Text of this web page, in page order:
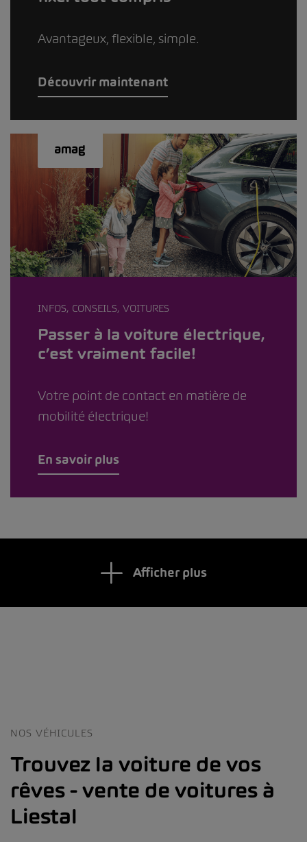
Avantageux, flexible, simple.
Découvrir maintenant
INFOS, CONSEILS, VOITURES
Passer à la voiture électrique,
c’est vraiment facile!
Votre point de contact en matière de
mobilité électrique!
En savoir plus
Afficher plus
NOS VÉHICULES
Trouvez la voiture de vos
rêves - vente de voitures à
Liestal